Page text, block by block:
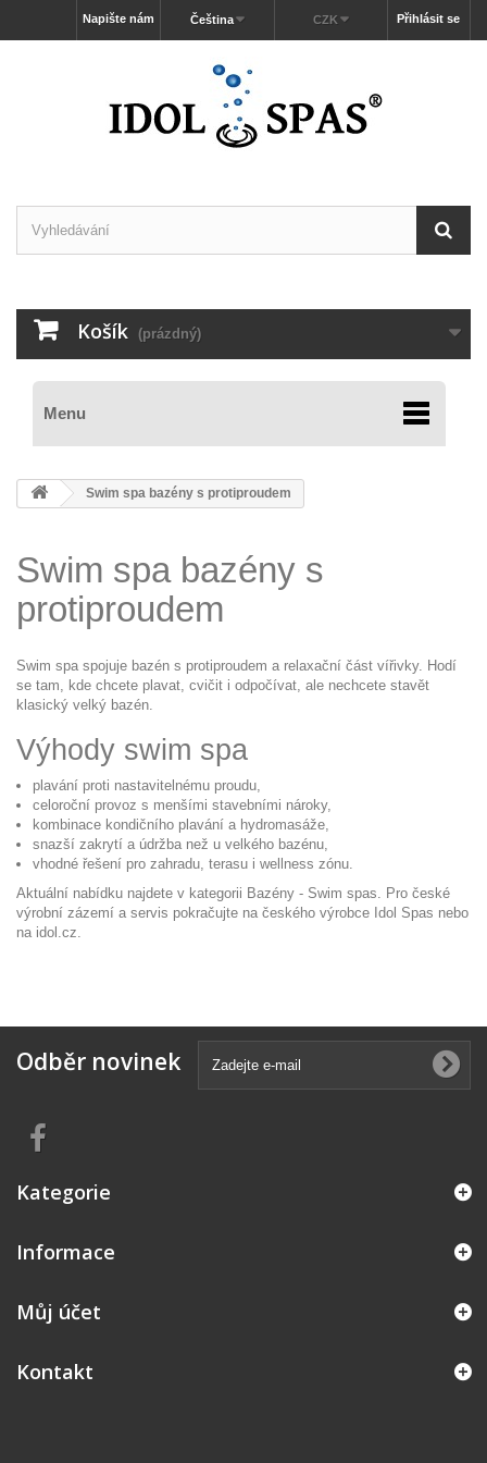
Přihlásit se
CZK
Čeština
Napište nám
Košík (prázdný)
Menu
Swim spa bazény s protiproudem
Swim spa bazény s
protiproudem
Swim spa spojuje bazén s protiproudem a relaxační část vířivky. Hodí
se tam, kde chcete plavat, cvičit i odpočívat, ale nechcete stavět
klasický velký bazén.
Výhody swim spa
plavání proti nastavitelnému proudu,
celoroční provoz s menšími stavebními nároky,
kombinace kondičního plavání a hydromasáže,
snazší zakrytí a údržba než u velkého bazénu,
vhodné řešení pro zahradu, terasu i wellness zónu.
Aktuální nabídku najdete v kategorii Bazény - Swim spas. Pro české
výrobní zázemí a servis pokračujte na českého výrobce Idol Spas nebo
na idol.cz.
Odběr novinek
Kategorie
Informace
Můj účet
Kontakt